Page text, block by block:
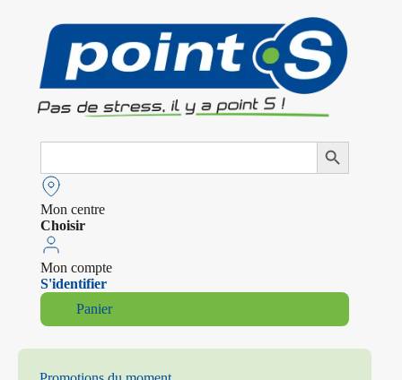
Search
Search Button
Mon centre
Choisir
Mon compte
S'identifier
Panier